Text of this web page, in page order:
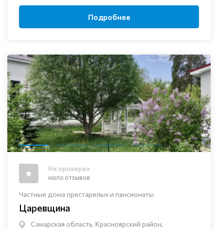
Подробнее
Частные дома престарелых и пансионаты
Царевщина
Самарская область, Красноярский район,
Не проверен
мало отзывов